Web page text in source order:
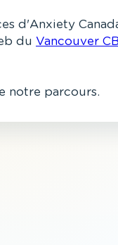
d'Anxiety
du Vancouver
notre parcours.